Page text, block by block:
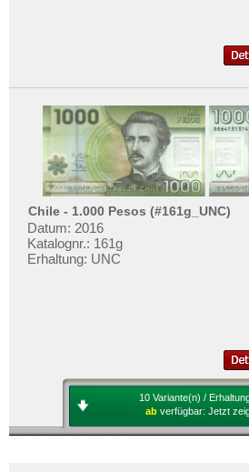
Chile - 1.000 Pesos (#161g_UNC)
Datum: 2016
Katalognr.: 161g
Erhaltung: UNC
10 Variante(n) /
ab verfügbar: Jetzt